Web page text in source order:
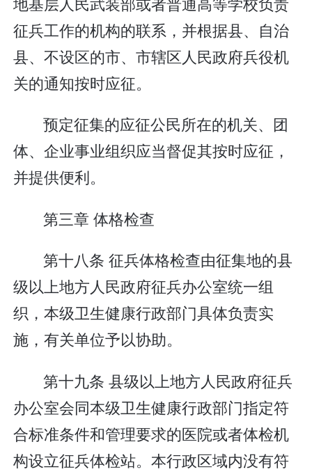
征兵工作的机构的联系，并根据县、自治
县、不设区的市、市辖区人民政府兵役机
关的通知按时应征。
预定征集的应征公民所在的机关、团
体、企业事业组织应当督促其按时应征，
并提供便利。
第三章 体格检查
第十八条 征兵体格检查由征集地的县
级以上地方人民政府征兵办公室统一组
织，本级卫生健康行政部门具体负责实
施，有关单位予以协助。
第十九条 县级以上地方人民政府征兵
办公室会同本级卫生健康行政部门指定符
合标准条件和管理要求的医院或者体检机
构设立征兵体检站。本行政区域内没有符